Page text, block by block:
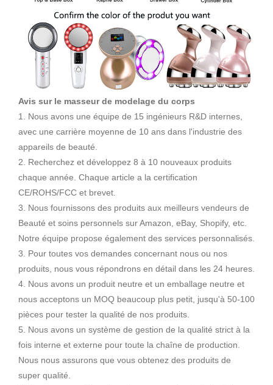
Avis sur le masseur de modelage du corps
1. Nous avons une équipe de 15 ingénieurs R&D internes,
avec une carrière moyenne de 10 ans dans l'industrie des
appareils de beauté.
2. Recherchez et développez 8 à 10 nouveaux produits
chaque année. Chaque article a la certification
CE/ROHS/FCC et brevet.
3. Nous fournissons des produits aux meilleurs vendeurs de
Beauté et soins personnels sur Amazon, eBay, Shopify, etc.
Notre équipe propose également des services personnalisés.
3. Pour toutes vos demandes concernant nous ou nos
produits, nous vous répondrons en détail dans les 24 heures.
4. Nous avons un produit neutre et un emballage neutre et
nous acceptons un MOQ beaucoup plus petit, jusqu'à 50-100
pièces pour tester la qualité de nos produits.
5. Nous avons un système de gestion de la qualité strict à la
fois interne et externe pour toute la chaîne de production.
Nous nous assurons que vous obtenez des produits de
super qualité.